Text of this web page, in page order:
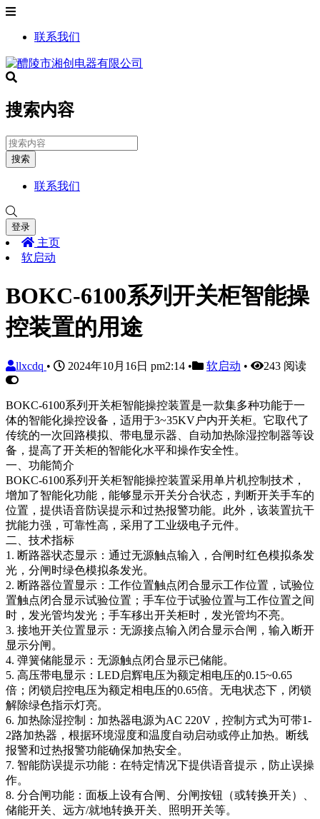
联系我们
搜索内容
搜索
联系我们
登录
主页
软启动
BOKC-6100系列开关柜智能操
控装置的用途
llxcdq • 2024年10月16日 pm2:14 • 软启动 • 243 阅读
BOKC-6100系列开关柜智能操控装置是一款集多种功能于一
体的智能化操控设备，适用于3~35KV户内开关柜。它取代了
传统的一次回路模拟、带电显示器、自动加热除湿控制器等设
备，提高了开关柜的智能化水平和操作安全性。
一、功能简介
BOKC-6100系列开关柜智能操控装置采用单片机控制技术，
增加了智能化功能，能够显示开关分合状态，判断开关手车的
位置，提供语音防误提示和过热报警功能。此外，该装置抗干
扰能力强，可靠性高，采用了工业级电子元件。
二、技术指标
1. 断路器状态显示：通过无源触点输入，合闸时红色模拟条发
光，分闸时绿色模拟条发光。
2. 断路器位置显示：工作位置触点闭合显示工作位置，试验位
置触点闭合显示试验位置；手车位于试验位置与工作位置之间
时，发光管均发光；手车移出开关柜时，发光管均不亮。
3. 接地开关位置显示：无源接点输入闭合显示合闸，输入断开
显示分闸。
4. 弹簧储能显示：无源触点闭合显示已储能。
5. 高压带电显示：LED启辉电压为额定相电压的0.15~0.65
倍；闭锁启控电压为额定相电压的0.65倍。无电状态下，闭锁
解除绿色指示灯亮。
6. 加热除湿控制：加热器电源为AC 220V，控制方式为可带1-
2路加热器，根据环境湿度和温度自动启动或停止加热。断线
报警和过热报警功能确保加热安全。
7. 智能防误提示功能：在特定情况下提供语音提示，防止误操
作。
8. 分合闸功能：面板上设有合闸、分闸按钮（或转换开关）、
储能开关、远方/就地转换开关、照明开关等。